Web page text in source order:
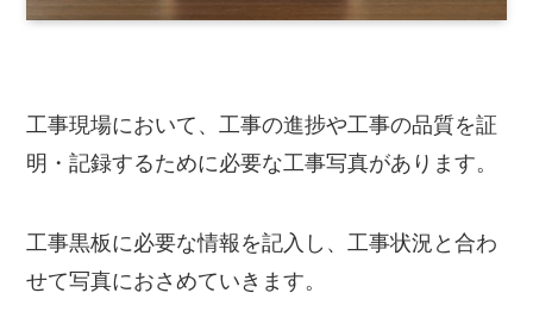
工事現場において、工事の進捗や工事の品質を証
明・記録するために必要な工事写真があります。
工事黒板に必要な情報を記入し、工事状況と合わ
せて写真におさめていきます。